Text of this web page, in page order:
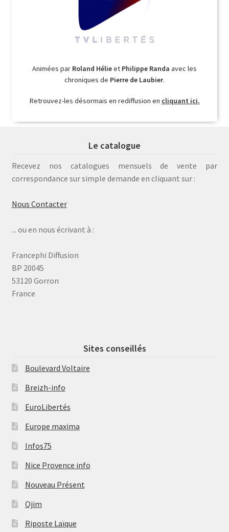
Animées par Roland Hélieet Philippe Randa avec les
chroniques de Pierre de Laubier.
Retrouvez-les désormais en rediffusion en cliquant ici.
Le catalogue
Recevez nos catalogues mensuels de vente par
correspondance sur simple demande en cliquant sur :
Nous Contacter
... ou en nous écrivant à :
Francephi Diffusion
BP 20045
53120 Gorron
France
Sites conseillés
Boulevard Voltaire
Breizh-info
EuroLibertés
Europe maxima
Infos75
Nice Provence info
Nouveau Présent
Ojim
Riposte Laïque